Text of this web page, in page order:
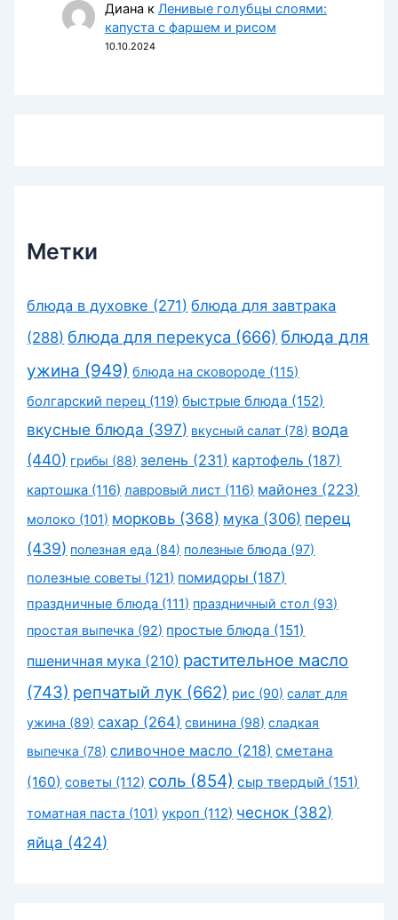
Диана к Ленивые голубцы слоями:
капуста с фаршем и рисом
10.10.2024
Метки
блюда в духовке (271) блюда для завтрака
(288) блюда для перекуса (666) блюда для
ужина (949) блюда на сковороде (115)
болгарский перец (119) быстрые блюда (152)
вкусные блюда (397) вкусный салат (78) вода
(440) грибы (88) зелень (231) картофель (187)
картошка (116) лавровый лист (116) майонез (223)
молоко (101) морковь (368) мука (306) перец
(439) полезная еда (84) полезные блюда (97)
полезные советы (121) помидоры (187)
праздничные блюда (111) праздничный стол (93)
простая выпечка (92) простые блюда (151)
пшеничная мука (210) растительное масло
(743) репчатый лук (662) рис (90) салат для
ужина (89) сахар (264) свинина (98) сладкая
выпечка (78) сливочное масло (218) сметана
(160) советы (112) соль (854) сыр твердый (151)
томатная паста (101) укроп (112) чеснок (382)
яйца (424)